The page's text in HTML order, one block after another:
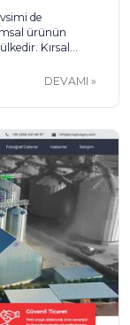
de
ürünün
Kırsal
sahip
üretim merkezli
DEVAMI